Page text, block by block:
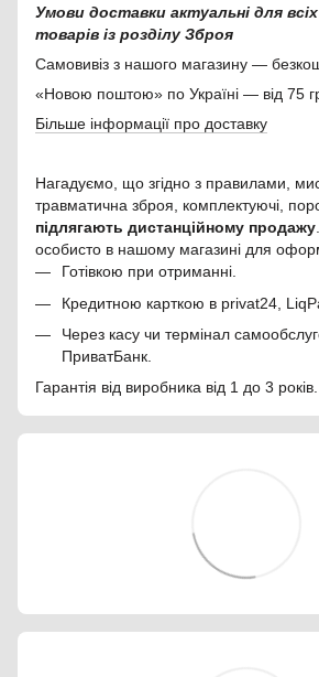
Умови доставки актуальні для
товарів із розділу Зброя
Самовивіз з нашого магазину —
«Новою поштою» по Україні — від 75
Більше інформації про доставку
Нагадуємо, що згідно з правилами,
травматична зброя, комплектуючі,
підлягають дистанційному продажу
особисто в нашому магазині для
Готівкою при отриманні.
Кредитною карткою в privat24,
Через касу чи термінал
ПриватБанк.
Гарантія від виробника від 1 до 3 років.